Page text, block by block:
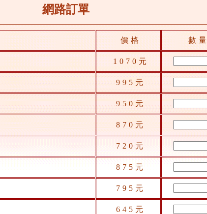
網路訂單
價格 數量
1070元
995元
950元
870元
720元
875元
795元
645元